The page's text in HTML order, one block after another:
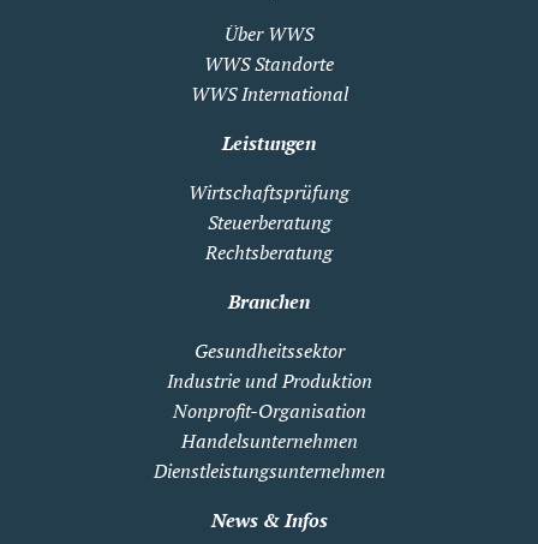
Über WWS
WWS Standorte
WWS International
Leistungen
Wirtschaftsprüfung
Steuerberatung
Rechtsberatung
Branchen
Gesundheitssektor
Industrie und Produktion
Nonprofit-Organisation
Handelsunternehmen
Dienstleistungsunternehmen
News & Infos